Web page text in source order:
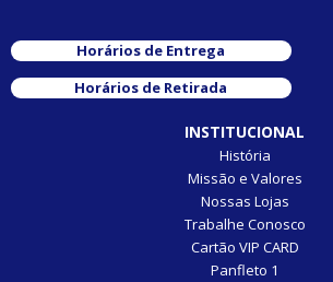
Horários de Entrega
Horários de Retirada
INSTITUCIONAL
História
Missão e Valores
Nossas Lojas
Trabalhe Conosco
Cartão VIP CARD
Panfleto 1